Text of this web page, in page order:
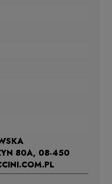
80A, 08-450